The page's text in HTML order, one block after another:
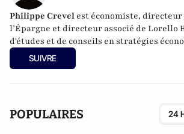
Philippe Crevel est économiste, directeur
l’Épargne et directeur associé de Lorello
d'études et de conseils en stratégies
SUIVRE
POPULAIRES 24